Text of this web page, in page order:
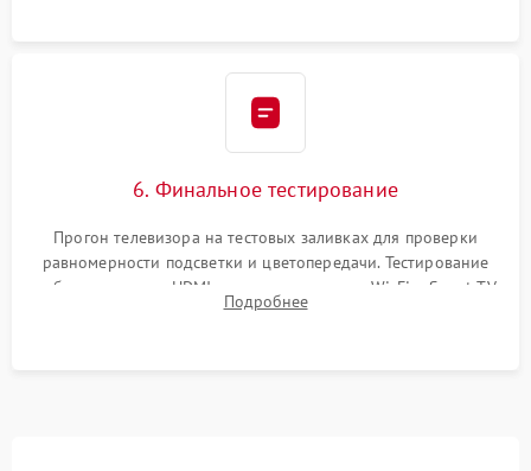
6. Финальное тестирование
Прогон телевизора на тестовых заливках для проверки
равномерности подсветки и цветопередачи. Тестирование
работы разъемов HDMI, динамиков, модуля Wi-Fi и Smart TV
в рабочем режиме в течение нескольких часов.
Подробнее